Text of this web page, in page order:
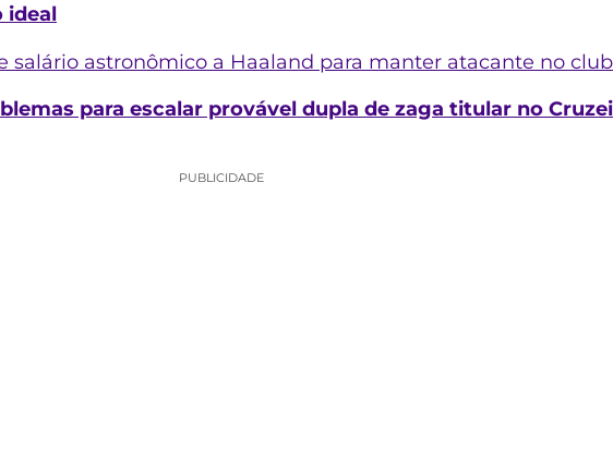
ideal
salário astronômico a Haaland para manter atacante no
para escalar provável dupla de zaga titular no
PUBLICIDADE